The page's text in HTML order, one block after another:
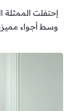
إحتفلت الممثلة
وسط أجواء